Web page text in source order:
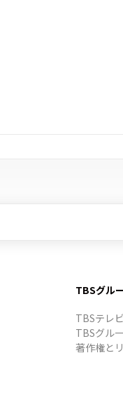
TBSグル
TBSテレビ
TBSグル
著作権と